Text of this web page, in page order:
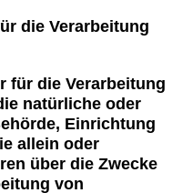
die Verarbeitung
für die Verarbeitung
natürliche oder
Einrichtung
allein oder
über die Zwecke
von